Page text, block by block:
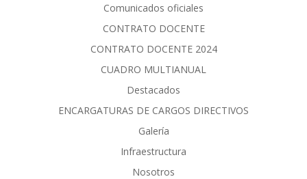
Comunicados oficiales
CONTRATO DOCENTE
CONTRATO DOCENTE 2024
CUADRO MULTIANUAL
Destacados
ENCARGATURAS DE CARGOS DIRECTIVOS
Galería
Infraestructura
Nosotros